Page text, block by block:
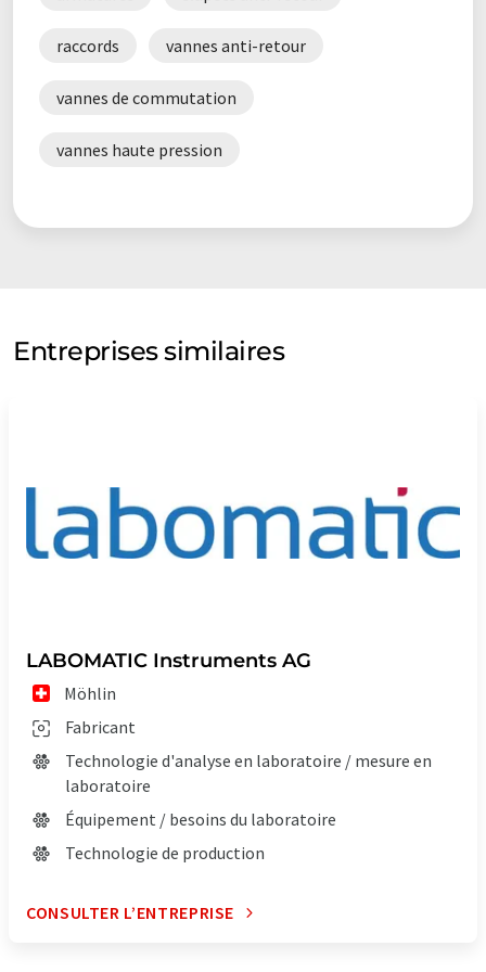
raccords vannes anti-retour
vannes de commutation
vannes haute pression
Entreprises similaires
LABOMATIC Instruments AG
Möhlin
Fabricant
Technologie d'analyse en laboratoire / mesure en
laboratoire
Équipement / besoins du laboratoire
Technologie de production
CONSULTER L’ENTREPRISE